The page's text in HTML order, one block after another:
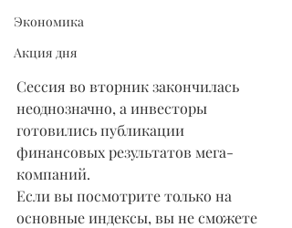
Экономика
Акция дня
Сессия во вторник закончилась
неоднозначно, а инвесторы
готовились публикации
финансовых результатов мега-
компаний.
Если вы посмотрите только на
основные индексы, вы не сможете